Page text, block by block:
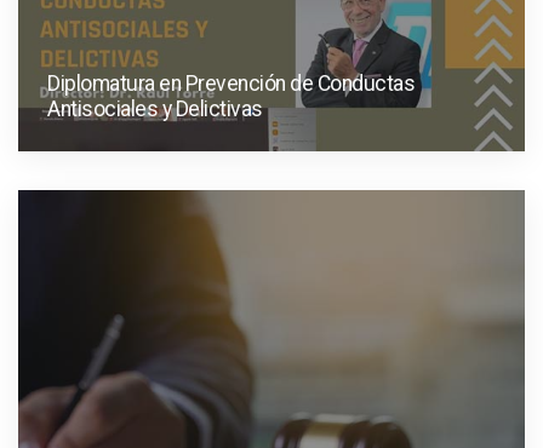
Diplomatura en Prevención de Conductas
Antisociales y Delictivas